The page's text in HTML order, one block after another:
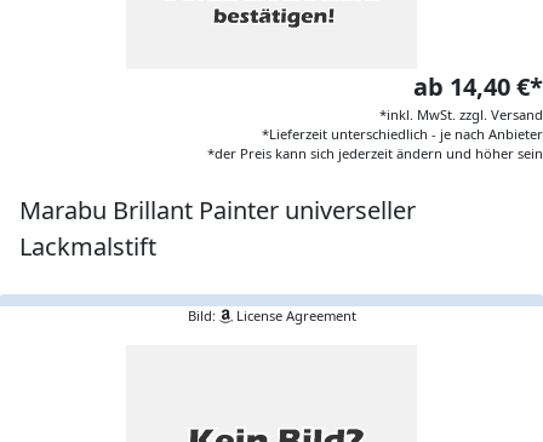
ab 14,40 €*
*inkl. MwSt. zzgl. Versand
*Lieferzeit unterschiedlich - je nach Anbieter
*der Preis kann sich jederzeit ändern und höher sein
Marabu Brillant Painter universeller
Lackmalstift
Bild: License Agreement